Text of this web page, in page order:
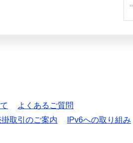
よくあるご質問
掛取引のご案内
IPv6への取り組み